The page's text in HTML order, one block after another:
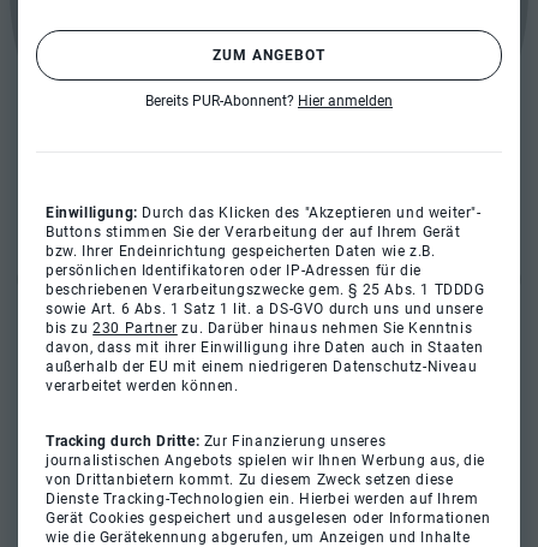
ZUM ANGEBOT
Bereits PUR-Abonnent? Hier anmelden
Einwilligung: Durch das Klicken des "Akzeptieren und weiter"-
Buttons stimmen Sie der Verarbeitung der auf Ihrem Gerät
bzw. Ihrer Endeinrichtung gespeicherten Daten wie z.B.
persönlichen Identifikatoren oder IP-Adressen für die
beschriebenen Verarbeitungszwecke gem. § 25 Abs. 1 TDDDG
sowie Art. 6 Abs. 1 Satz 1 lit. a DS-GVO durch uns und unsere
bis zu230 Partner zu. Darüber hinaus nehmen Sie Kenntnis
davon, dass mit ihrer Einwilligung ihre Daten auch in Staaten
außerhalb der EU mit einem niedrigeren Datenschutz-Niveau
verarbeitet werden können.
Tracking durch Dritte: Zur Finanzierung unseres
journalistischen Angebots spielen wir Ihnen Werbung aus, die
von Drittanbietern kommt. Zu diesem Zweck setzen diese
Dienste Tracking-Technologien ein. Hierbei werden auf Ihrem
Gerät Cookies gespeichert und ausgelesen oder Informationen
wie die Gerätekennung abgerufen, um Anzeigen und Inhalte